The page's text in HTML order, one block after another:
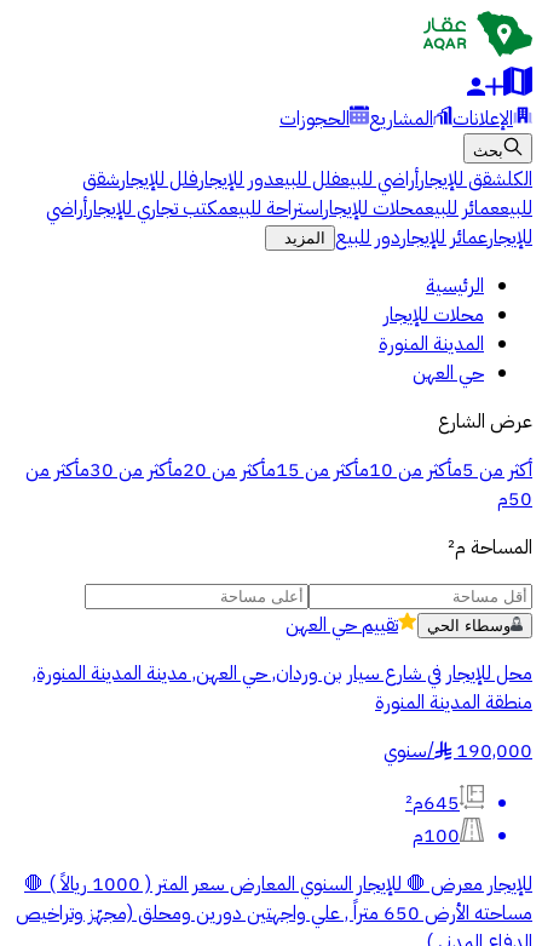
الإعلانات المشاريع الحجوزات
بحث
الكلشقق للإيجارأراضي للبيعفلل للبيعدور للإيجارفلل للإيجارشقق
للبيععمائر للبيعمحلات للإيجاراستراحة للبيعمكتب تجاري للإيجارأراضي
للإيجارعمائر للإيجاردور للبيع المزيد
الرئيسية
محلات للإيجار
المدينة المنورة
حي العهن
عرض الشارع
أكثر من 5م
أكثر من 10م أكثر من 15م أكثر من 20م أكثر من 30م
أكثر من
50م
المساحة م²
وسطاء الحي تقييمحي العهن
محل للإيجار في شارع سيار بن وردان, حي العهن, مدينة المدينة المنورة,
منطقة المدينة المنورة
190,000
§
/سنوي
645م²
100م
للإيجار معرض 🛑 للإيجار السنوي المعارض سعر المتر ( 1000 ريالاً ) 🛑
مساحته الأرض 650 متراً , علي واجهتين دورين ومحلق (مجهّز وتراخيص